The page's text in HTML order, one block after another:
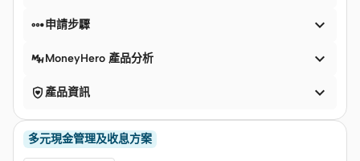
申請步驟 
MoneyHero 產品分析 
 產品資訊 
多元現金管理及收息方案